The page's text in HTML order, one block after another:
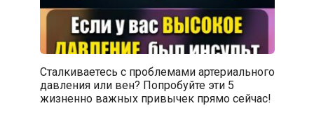
Сталкиваетесь с проблемами артериального
давления или вен? Попробуйте эти 5
жизненно важных привычек прямо сейчас!